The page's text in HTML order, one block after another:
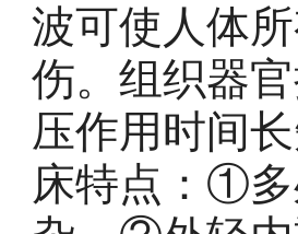
波可使人体
伤。组织器
压作用时间
床特点：①多